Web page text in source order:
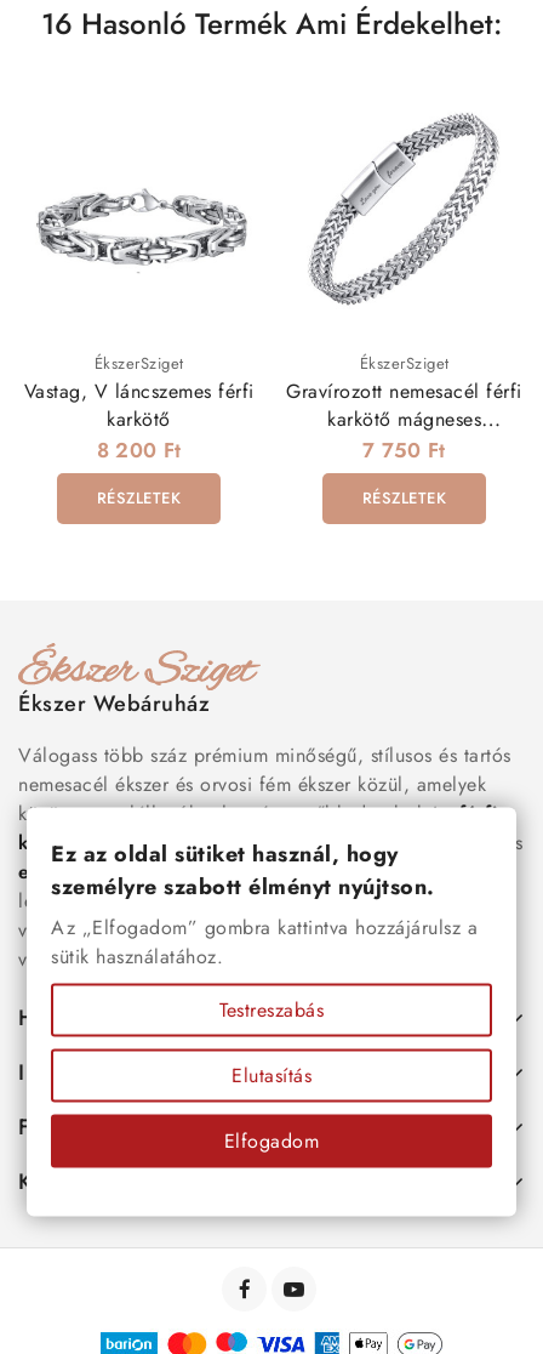
16 Hasonló Termék Ami Érdekelhet:
ÉkszerSziget
Vastag, V láncszemes férfi
karkötő
8 200 Ft
RÉSZLETEK
ÉkszerSziget
Gravírozott nemesacél férfi
karkötő mágneses
kapoccsal (21 cm)
7 750 Ft
RÉSZLETEK
Ékszer Webáruház
Válogass több száz prémium minőségű, stílusos és tartós
nemesacél ékszer és orvosi fém ékszer közül, amelyek
között megtalálhatók a legnépszerűbb darabok is:férfi
karkötők
, női nyakláncok , karikagyűrűk
és
esküvői kiegészítőkegyaránt. Webáruházunkban a
legújabb trendeket követő, mégis időtálló ékszerek közül
választhatsz – legyen szó ajándékról, mindennapi
viseletről vagy különleges alkalmakról.
Hasznos
Információk
Fiókod
Kapcsolat
Ez az oldal sütiket használ, hogy
személyre szabott élményt nyújtson.
Az „Elfogadom” gombra kattintva hozzájárulsz a
sütik használatához.
Testreszabás
Elutasítás
Elfogadom